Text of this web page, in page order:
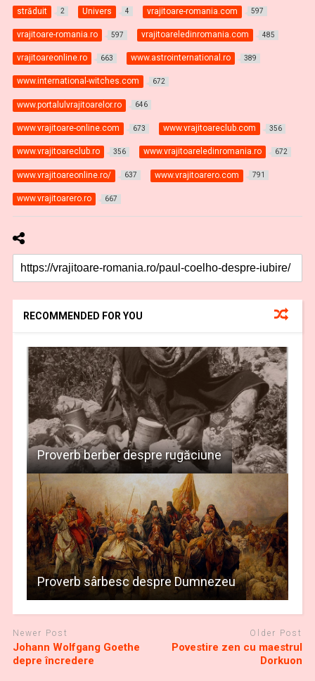
străduit 2 Univers 4 vrajitoare-romania.com 597
vrajitoare-romania.ro 597 vrajitoareledinromania.com 485
vrajitoareonline.ro 663 www.astrointernational.ro 389
www.international-witches.com 672
www.portalulvrajitoarelor.ro 646
www.vrajitoare-online.com 673 www.vrajitoareclub.com 356
www.vrajitoareclub.ro 356 www.vrajitoareledinromania.ro 672
www.vrajitoareonline.ro/ 637 www.vrajitoarero.com 791
www.vrajitoarero.ro 667
RECOMMENDED FOR YOU
Proverb berber despre rugăciune
Proverb sârbesc despre Dumnezeu
Newer Post
Johann Wolfgang Goethe
depre încredere
Older Post
Povestire zen cu maestrul
Dorkuon